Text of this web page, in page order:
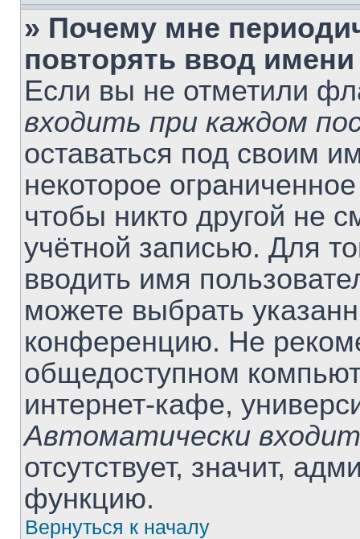
» Почему мне
повторять ввод
Если вы не отметили
входить при каждом
оставаться под своим
некоторое
чтобы никто другой не
учётной записью. Для
вводить имя
можете выбрать
конференцию. Не
общедоступном
интернет-кафе,
Автоматически
отсутствует, значит,
функцию.
Вернуться к началу